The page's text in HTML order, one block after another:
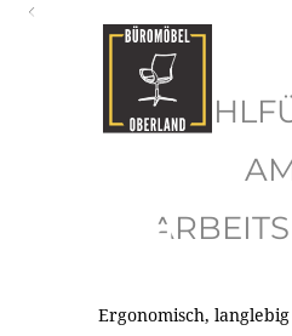
Ergonomisch,